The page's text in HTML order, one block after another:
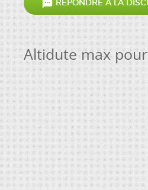
 RÉPONDRE À LA
Altidute max